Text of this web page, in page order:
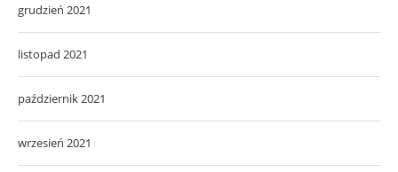
grudzień 2021
listopad 2021
październik 2021
wrzesień 2021